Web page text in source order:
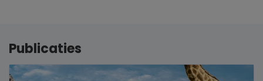
Publicaties